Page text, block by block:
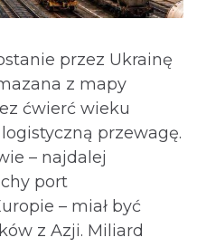
przez Ukrainę
z mapy
ćwierć wieku
przewagę.
– najdalej
port
– miał być
z Azji. Miliard